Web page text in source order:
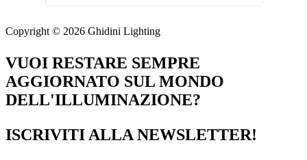
Copyright © 2026 Ghidini Lighting
VUOI RESTARE SEMPRE
AGGIORNATO SUL MONDO
DELL'ILLUMINAZIONE?
ISCRIVITI ALLA NEWSLETTER!